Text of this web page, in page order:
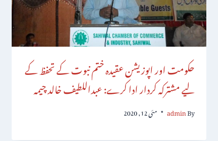
حکومت اور اپوزیشن عقیدہ ختم نبوت کے تحفظ کے
لیے مشترکہ کردار ادا کرے: عبداللطیف خالد چیمہ
By
admin مئی 12, 2020